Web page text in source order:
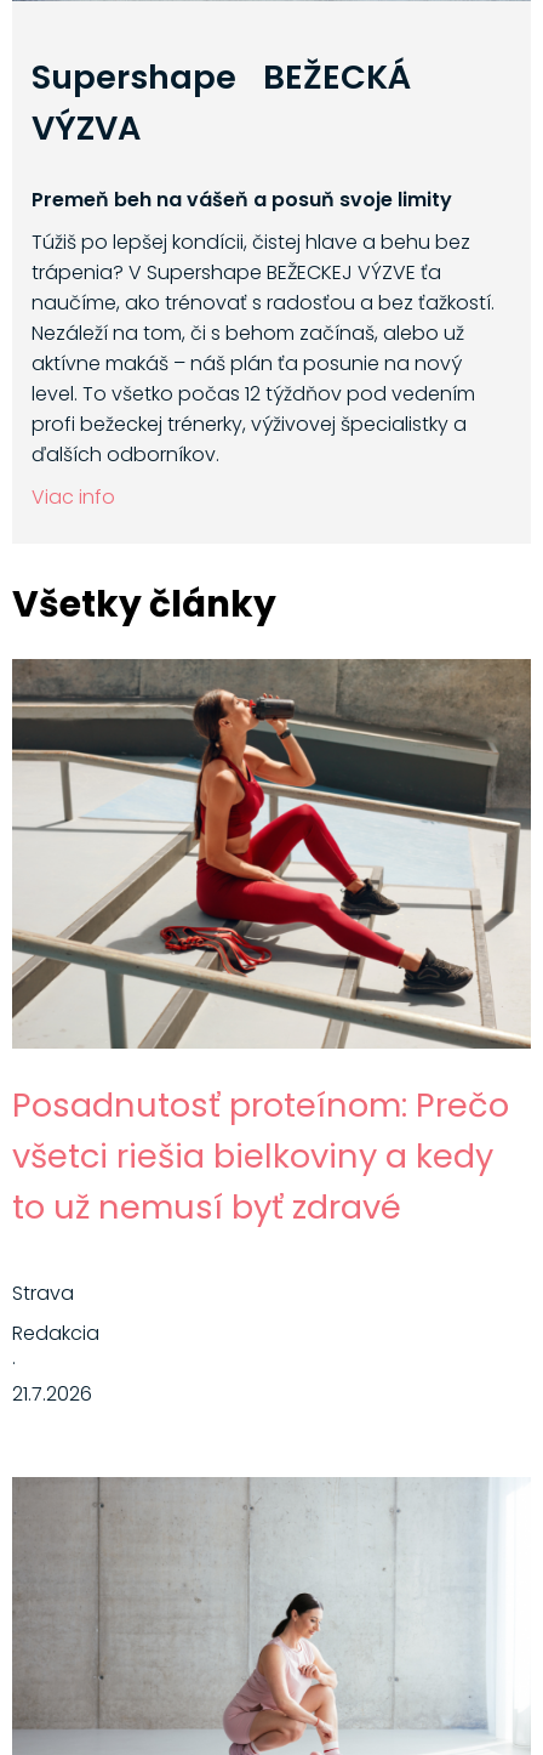
Supershape BEŽECKÁ
VÝZVA
Premeň beh na vášeň a posuň svoje limity
Túžiš po lepšej kondícii, čistej hlave a behu bez
trápenia? V Supershape BEŽECKEJ VÝZVE ťa
naučíme, ako trénovať s radosťou a bez ťažkostí.
Nezáleží na tom, či s behom začínaš, alebo už
aktívne makáš – náš plán ťa posunie na nový
level. To všetko počas 12 týždňov pod vedením
profi bežeckej trénerky, výživovej špecialistky a
ďalších odborníkov.
Viac info
Všetky články
Posadnutosť proteínom: Prečo
všetci riešia bielkoviny a kedy
to už nemusí byť zdravé
Strava
Redakcia
·
21.7.2026